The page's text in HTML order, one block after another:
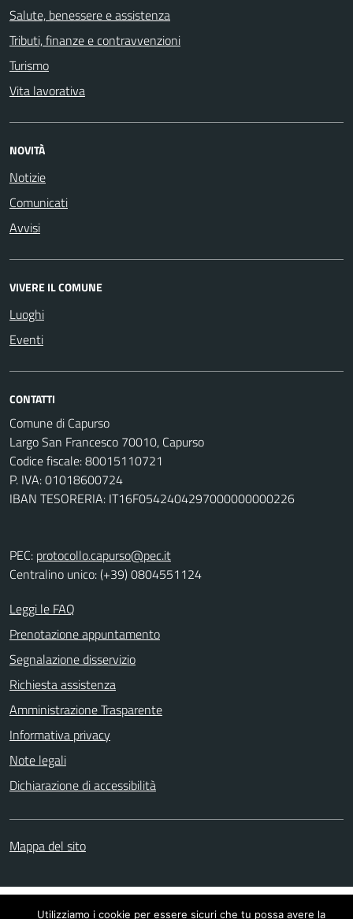
Salute, benessere e assistenza
Tributi, finanze e contravvenzioni
Turismo
Vita lavorativa
NOVITÀ
Notizie
Comunicati
Avvisi
VIVERE IL COMUNE
Luoghi
Eventi
CONTATTI
Comune di Capurso
Largo San Francesco 70010, Capurso
Codice fiscale: 80015110721
P. IVA: 01018600724
IBAN TESORERIA: IT16F0542404297000000000226
PEC: protocollo.capurso@pec.it
Centralino unico: (+39) 0804551124
Leggi le FAQ
Prenotazione appuntamento
Segnalazione disservizio
Richiesta assistenza
Amministrazione Trasparente
Informativa privacy
Note legali
Dichiarazione di accessibilità
Mappa del sito
Utilizziamo i cookie per essere sicuri che tu possa avere la